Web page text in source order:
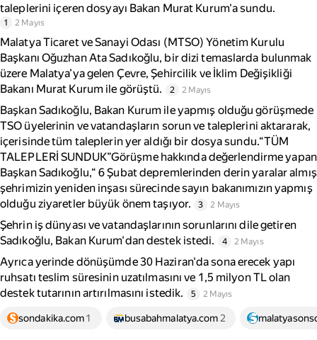
taleplerini içeren dosyayı Bakan Murat Kurum'a sundu.
1 2 Mayıs
Malatya Ticaret ve Sanayi Odası (MTSO) Yönetim Kurulu
Başkanı Oğuzhan Ata Sadıkoğlu, bir dizi temaslarda bulunmak
üzere Malatya’ya gelen Çevre, Şehircilik ve İklim Değişikliği
Bakanı Murat Kurum ile görüştü.
2 2 Mayıs
Başkan Sadıkoğlu, Bakan Kurum ile yapmış olduğu görüşmede
TSO üyelerinin ve vatandaşların sorun ve taleplerini aktararak,
içerisinde tüm taleplerin yer aldığı bir dosya sundu.“TÜM
TALEPLERİ SUNDUK”Görüşme hakkında değerlendirme yapan
Başkan Sadıkoğlu,“ 6 Şubat depremlerinden derin yaralar almış
şehrimizin yeniden inşası sürecinde sayın bakanımızın yapmış
olduğu ziyaretler büyük önem taşıyor.
3 2 Mayıs
Şehrin iş dünyası ve vatandaşlarının sorunlarını dile getiren
Sadıkoğlu, Bakan Kurum'dan destek istedi.
4 2 Mayıs
Ayrıca yerinde dönüşümde 30 Haziran'da sona erecek yapı
ruhsatı teslim süresinin uzatılmasını ve 1,5 milyon TL olan
destek tutarının artırılmasını istedik.
5 2 Mayıs
sondakika.com1 busabahmalatya.com 2